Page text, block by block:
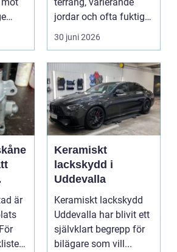
jordar och ofta fuktigt
väder. Valet ...
30 juni 2026
är
Keramiskt
lackskydd i
Uddevalla
Keramiskt lackskydd
Uddevalla har blivit ett
självklart begrepp för
bilägare som vill...